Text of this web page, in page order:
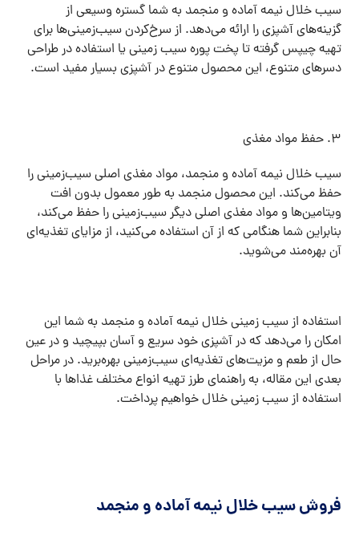
سیب خلال نیمه آماده و منجمد به شما گستره وسیعی از
گزینه‌های آشپزی را ارائه می‌دهد. از سرخ‌کردن سیب‌زمینی‌ها برای
تهیه چیپس گرفته تا پخت پوره سیب زمینی یا استفاده در طراحی
دسرهای متنوع، این محصول متنوع در آشپزی بسیار مفید است.
۳. حفظ مواد مغذی
سیب خلال نیمه آماده و منجمد، مواد مغذی اصلی سیب‌زمینی را
حفظ می‌کند. این محصول منجمد به طور معمول بدون افت
ویتامین‌ها و مواد مغذی اصلی دیگر سیب‌زمینی را حفظ می‌کند،
بنابراین شما هنگامی که از آن استفاده می‌کنید، از مزایای تغذیه‌ای
آن بهره‌مند می‌شوید.
استفاده از سیب زمینی خلال نیمه آماده و منجمد به شما این
امکان را می‌دهد که در آشپزی خود سریع و آسان بپیچید و در عین
حال از طعم و مزیت‌های تغذیه‌ای سیب‌زمینی بهره‌برید. در مراحل
بعدی این مقاله، به راهنمای طرز تهیه انواع مختلف غذاها با
استفاده از سیب زمینی خلال خواهیم پرداخت.
فروش سیب خلال نیمه آماده و منجمد